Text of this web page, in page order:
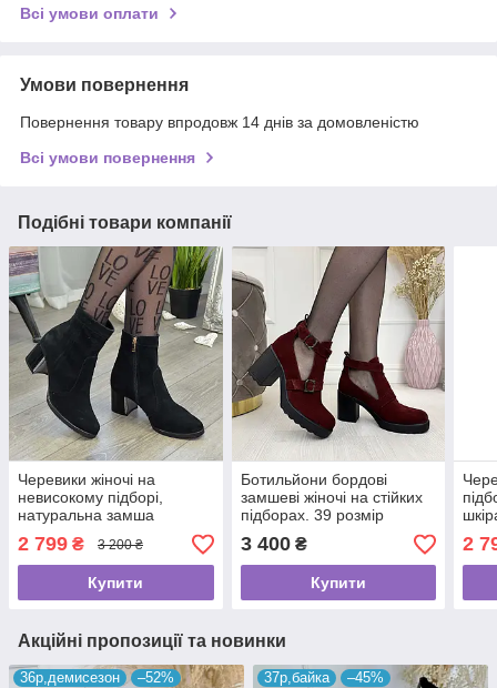
Всі умови оплати
Умови повернення
Повернення товару впродовж 14 днів за домовленістю
Всі умови повернення
Подібні товари компанії
Черевики жіночі на
невисокому підборі,
натуральна замша
розмір
2 799 ₴ 3 200 ₴
Купити
Ботильйони бордові
замшеві жіночі на стійких
підборах. 39 розмір
3 400₴
Купити
2
Акційні пропозиції та новинки
36р,демисезон –52% 37р,байка –45%